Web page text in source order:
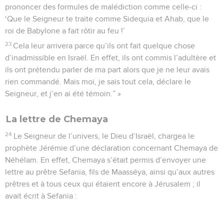
prononcer des formules de malédiction comme celle-ci :
‘Que le Seigneur te traite comme Sidequia et Ahab, que le
roi de Babylone a fait rôtir au feu !’
23 Cela leur arrivera parce qu’ils ont fait quelque chose
d’inadmissible en Israël. En effet, ils ont commis l’adultère et
ils ont prétendu parler de ma part alors que je ne leur avais
rien commandé. Mais moi, je sais tout cela, déclare le
Seigneur, et j’en ai été témoin.” »
La lettre de Chemaya
24 Le Seigneur de l’univers, le Dieu d’Israël, chargea le
prophète Jérémie d’une déclaration concernant Chemaya de
Néhélam. En effet, Chemaya s’était permis d’envoyer une
lettre au prêtre Sefania, fils de Maasséya, ainsi qu’aux autres
prêtres et à tous ceux qui étaient encore à Jérusalem ; il
avait écrit à Sefania :